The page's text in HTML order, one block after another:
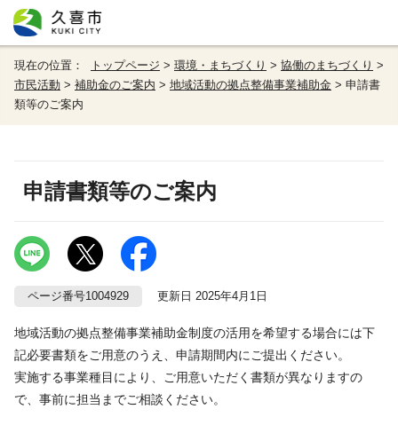
現在の位置： トップページ > 環境・まちづくり > 協働のまちづくり >
市民活動 > 補助金のご案内 > 地域活動の拠点整備事業補助金 > 申請書
類等のご案内
申請書類等のご案内
ページ番号1004929 更新日 2025年4月1日
地域活動の拠点整備事業補助金制度の活用を希望する場合には下
記必要書類をご用意のうえ、申請期間内にご提出ください。
実施する事業種目により、ご用意いただく書類が異なりますの
で、事前に担当までご相談ください。